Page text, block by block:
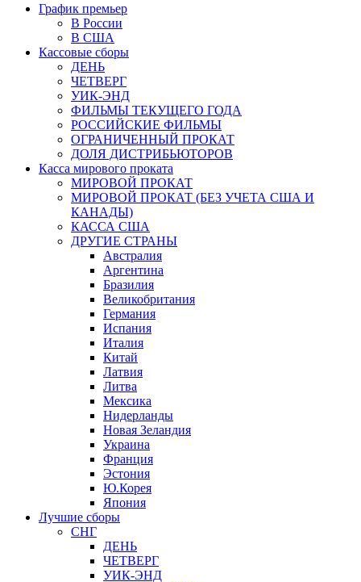
График премьер
В России
В США
Кассовые сборы
ДЕНЬ
ЧЕТВЕРГ
УИК-ЭНД
ФИЛЬМЫ ТЕКУЩЕГО ГОДА
РОССИЙСКИЕ ФИЛЬМЫ
ОГРАНИЧЕННЫЙ ПРОКАТ
ДОЛЯ ДИСТРИБЬЮТОРОВ
Касса мирового проката
МИРОВОЙ ПРОКАТ
МИРОВОЙ ПРОКАТ (БЕЗ УЧЕТА США И
КАНАДЫ)
КАССА США
ДРУГИЕ СТРАНЫ
Австралия
Аргентина
Бразилия
Великобритания
Германия
Испания
Италия
Китай
Латвия
Литва
Мексика
Нидерланды
Новая Зеландия
Украина
Франция
Эстония
Ю.Корея
Япония
Лучшие сборы
СНГ
ДЕНЬ
ЧЕТВЕРГ
УИК-ЭНД